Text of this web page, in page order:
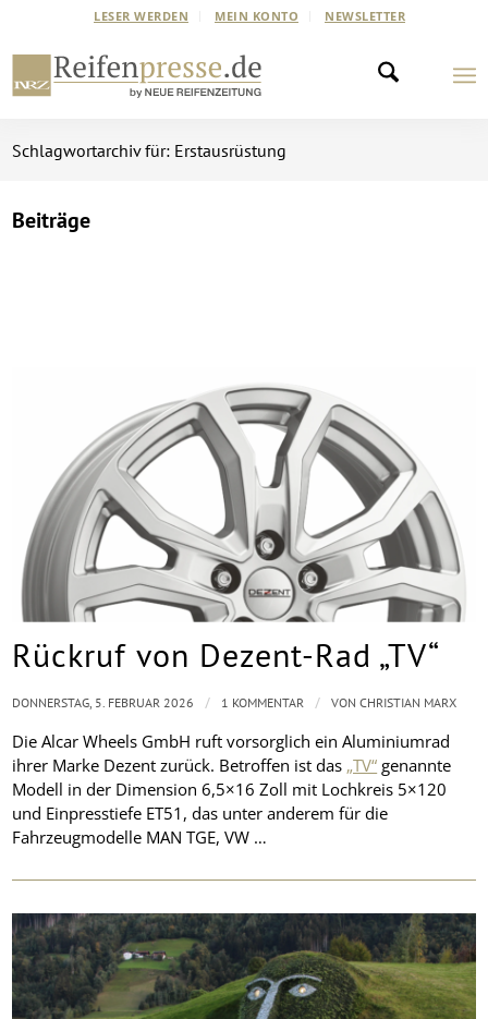
LESER WERDEN MEIN KONTO NEWSLETTER
Schlagwortarchiv für: Erstausrüstung
Beiträge
Rückruf von Dezent-Rad „TV“
Die Alcar Wheels GmbH ruft vorsorglich ein Aluminiumrad
ihrer Marke Dezent zurück. Betroffen ist das „TV“ genannte
Modell in der Dimension 6,5×16 Zoll mit Lochkreis 5×120
und Einpresstiefe ET51, das unter anderem für die
Fahrzeugmodelle MAN TGE, VW …
DONNERSTAG, 5. FEBRUAR 2026 / 1 KOMMENTAR / VONCHRISTIAN MARX